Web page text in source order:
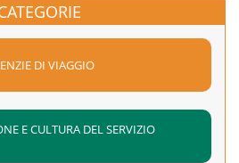
DI VIAGGIO
E CULTURA DEL SERVIZIO